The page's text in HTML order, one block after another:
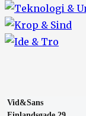
Vid&Sans